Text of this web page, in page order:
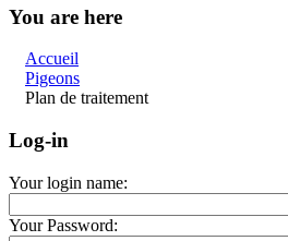
You are here
Accueil
Pigeons
Plan de traitement
Log-in
Your login name:
Your Password: